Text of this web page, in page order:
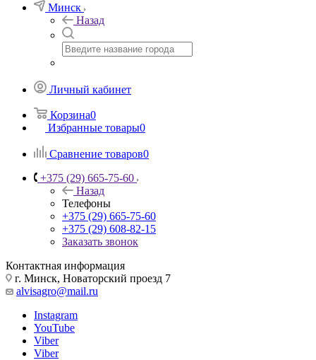
Минск
Назад
Личный кабинет
Корзина0
Избранные товары0
Сравнение товаров0
+375 (29) 665-75-60
Назад
Телефоны
+375 (29) 665-75-60
+375 (29) 608-82-15
Заказать звонок
Контактная информация
г. Минск, Новаторский проезд 7
alvisagro@mail.ru
Instagram
YouTube
Viber
Viber